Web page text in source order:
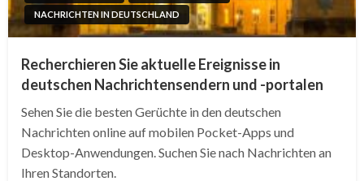
NACHRICHTEN IN DEUTSCHLAND
Recherchieren Sie aktuelle Ereignisse in
deutschen Nachrichtensendern und -portalen
Sehen Sie die besten Gerüchte in den deutschen
Nachrichten online auf mobilen Pocket-Apps und
Desktop-Anwendungen. Suchen Sie nach Nachrichten an
Ihren Standorten.